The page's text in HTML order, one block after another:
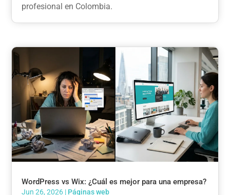
profesional en Colombia.
WordPress vs Wix: ¿Cuál es mejor para una empresa?
Jun 26, 2026 | Páginas web